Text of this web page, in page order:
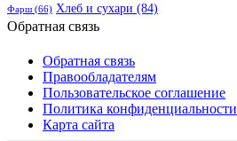
Фарш (66) Хлеб и сухари (84)
Обратная связь
Обратная связь
Правообладателям
Пользовательское соглашение
Политика конфиденциальности
Карта сайта